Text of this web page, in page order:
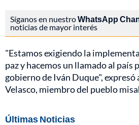
Síganos en nuestroWhatsApp
noticias de mayor interés
"Estamos exigiendo la
paz y hacemos un llamado al país
gobierno de Iván Duque", expresó
Velasco, miembro del pueblo
Últimas Noticias